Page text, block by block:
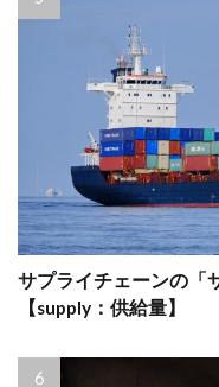
サプライチェーンの「
【supply：供給量】